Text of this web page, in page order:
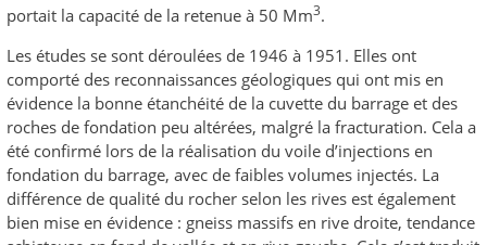
portait la capacité de la retenue à 50 Mm3.
Les études se sont déroulées de 1946 à 1951. Elles ont
comporté des reconnaissances géologiques qui ont mis en
évidence la bonne étanchéité de la cuvette du barrage et des
roches de fondation peu altérées, malgré la fracturation. Cela a
été confirmé lors de la réalisation du voile d’injections en
fondation du barrage, avec de faibles volumes injectés. La
différence de qualité du rocher selon les rives est également
bien mise en évidence : gneiss massifs en rive droite, tendance